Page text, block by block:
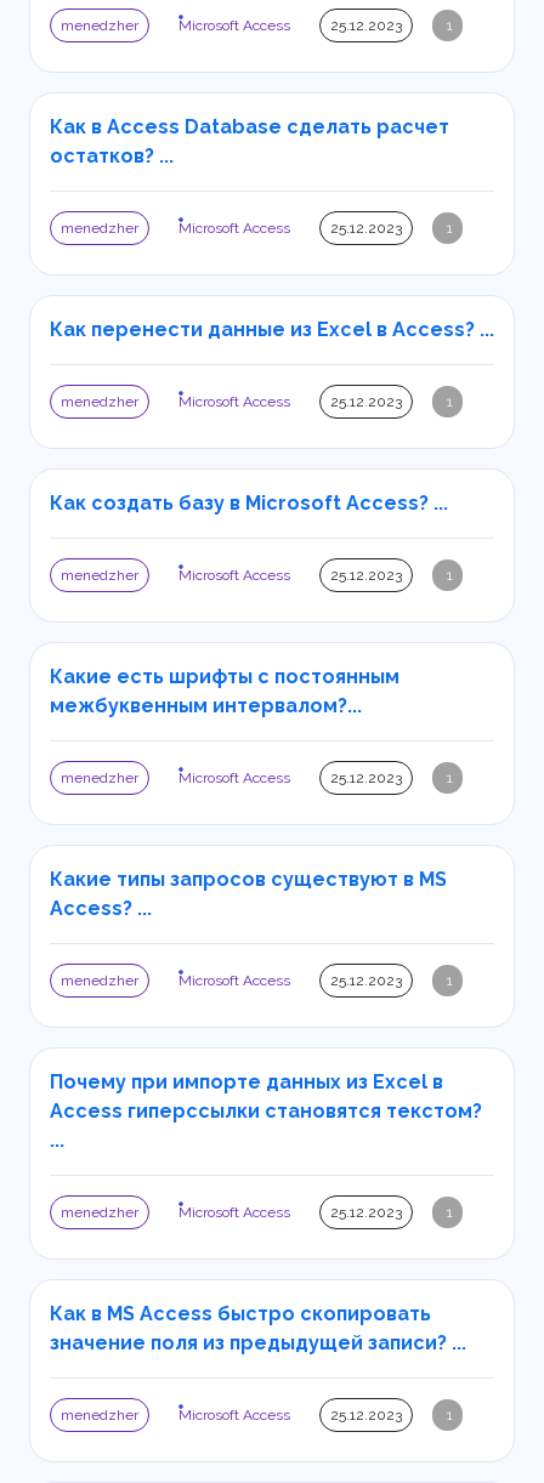
menedzher Microsoft Access 25.12.2023 1
Как в Access Database сделать расчет
остатков? ...
menedzher Microsoft Access 25.12.2023 1
Как перенести данные из Excel в Access? ...
menedzher Microsoft Access 25.12.2023 1
Как создать базу в Microsoft Access? ...
menedzher Microsoft Access 25.12.2023 1
Какие есть шрифты с постоянным
межбуквенным интервалом?...
menedzher Microsoft Access 25.12.2023 1
Какие типы запросов существуют в MS
Access? ...
menedzher Microsoft Access 25.12.2023 1
Почему при импорте данных из Excel в
Access гиперссылки становятся текстом?
...
menedzher Microsoft Access 25.12.2023 1
Как в MS Access быстро скопировать
значение поля из предыдущей записи? ...
menedzher Microsoft Access 25.12.2023 1